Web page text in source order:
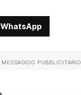
WhatsApp
MESSAGGIO PUBBLICITARIO